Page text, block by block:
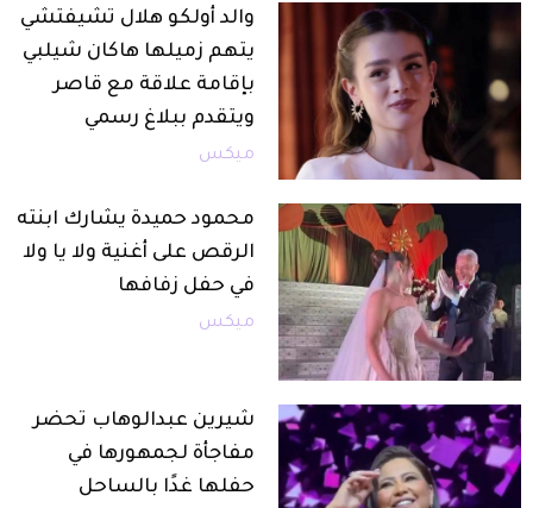
والد أولكو هلال تشيفتشي
يتهم زميلها هاكان شيلبي
بإقامة علاقة مع قاصر
ويتقدم ببلاغ رسمي
ميكس
محمود حميدة يشارك ابنته
الرقص على أغنية ولا يا ولا
في حفل زفافها
ميكس
شيرين عبدالوهاب تحضر
مفاجأة لجمهورها في
حفلها غدًا بالساحل